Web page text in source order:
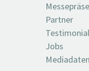
Partner
Jobs
Mediadaten